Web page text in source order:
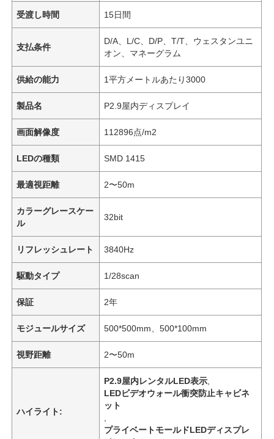
受渡し時間 15日間
支払条件
D/A、L/C、D/P、T/T、ウェスタンユニ
オン、マネーグラム
供給の能力 1平方メートルあたり3000
製品名 P2.9屋内ディスプレイ
画面解像度 112896点/m2
LEDの種類 SMD 1415
最適視距離 2〜50m
カラーグレースケー
ル
32bit
リフレッシュレート 3840Hz
駆動タイプ 1/28scan
保証 2年
モジュールサイズ 500*500mm、500*100mm
視野距離 2〜50m
ハイライト:
P2.9屋内レンタルLED表示
LEDビデオウォール衝突防止キャビネ
ット
プライベートモールドLEDディスプレ